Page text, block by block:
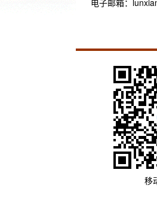
电子邮箱：
移